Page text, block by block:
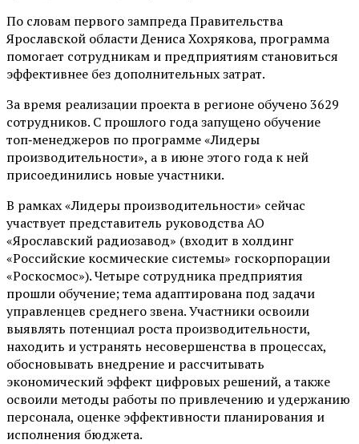
По словам первого зампреда Правительства
Ярославской области Дениса Хохрякова, программа
помогает сотрудникам и предприятиям становиться
эффективнее без дополнительных затрат.
За время реализации проекта в регионе обучено 3629
сотрудников. С прошлого года запущено обучение
топ‑менеджеров по программе «Лидеры
производительности», а в июне этого года к ней
присоединились новые участники.
В рамках «Лидеры производительности» сейчас
участвует представитель руководства АО
«Ярославский радиозавод» (входит в холдинг
«Российские космические системы» госкорпорации
«Роскосмос»). Четыре сотрудника предприятия
прошли обучение; тема адаптирована под задачи
управленцев среднего звена. Участники освоили
выявлять потенциал роста производительности,
находить и устранять несовершенства в процессах,
обосновывать внедрение и рассчитывать
экономический эффект цифровых решений, а также
освоили методы работы по привлечению и удержанию
персонала, оценке эффективности планирования и
исполнения бюджета.